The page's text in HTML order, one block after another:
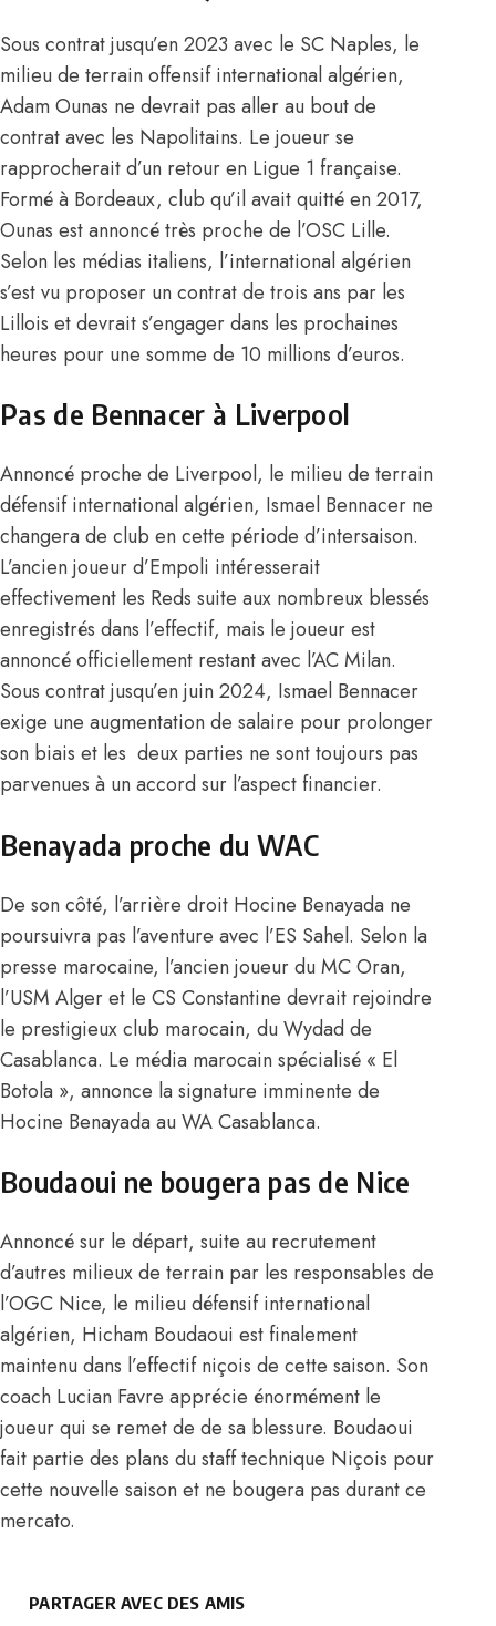
Sous contrat jusqu’en 2023 avec le SC Naples, le
milieu de terrain offensif international algérien,
Adam Ounas ne devrait pas aller au bout de
contrat avec les Napolitains. Le joueur se
rapprocherait d’un retour en Ligue 1 française.
Formé à Bordeaux, club qu’il avait quitté en 2017,
Ounas est annoncé très proche de l’OSC Lille.
Selon les médias italiens, l’international algérien
s’est vu proposer un contrat de trois ans par les
Lillois et devrait s’engager dans les prochaines
heures pour une somme de 10 millions d’euros.
Pas de Bennacer à Liverpool
Annoncé proche de Liverpool, le milieu de terrain
défensif international algérien, Ismael Bennacer ne
changera de club en cette période d’intersaison.
L’ancien joueur d’Empoli intéresserait
effectivement les Reds suite aux nombreux blessés
enregistrés dans l’effectif, mais le joueur est
annoncé officiellement restant avec l’AC Milan.
Sous contrat jusqu’en juin 2024, Ismael Bennacer
exige une augmentation de salaire pour prolonger
son biais et les deux parties ne sont toujours pas
parvenues à un accord sur l’aspect financier.
Benayada proche du WAC
De son côté, l’arrière droit Hocine Benayada ne
poursuivra pas l’aventure avec l’ES Sahel. Selon la
presse marocaine, l’ancien joueur du MC Oran,
l’USM Alger et le CS Constantine devrait rejoindre
le prestigieux club marocain, du Wydad de
Casablanca. Le média marocain spécialisé « El
Botola », annonce la signature imminente de
Hocine Benayada au WA Casablanca.
Boudaoui ne bougera pas de Nice
Annoncé sur le départ, suite au recrutement
d’autres milieux de terrain par les responsables de
l’OGC Nice, le milieu défensif international
algérien, Hicham Boudaoui est finalement
maintenu dans l’effectif niçois de cette saison. Son
coach Lucian Favre apprécie énormément le
joueur qui se remet de de sa blessure. Boudaoui
fait partie des plans du staff technique Niçois pour
cette nouvelle saison et ne bougera pas durant ce
mercato.
PARTAGER AVEC DES AMIS